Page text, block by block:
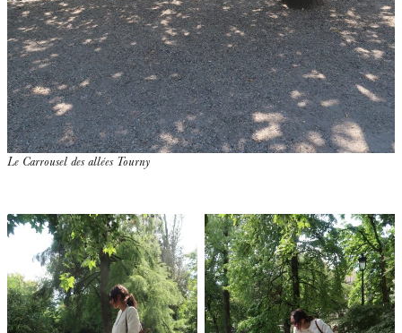
Le Carrousel des allées Tourny